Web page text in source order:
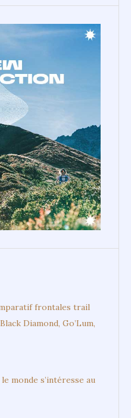
frontales trail
Diamond, Go’Lum,
monde s’intéresse au